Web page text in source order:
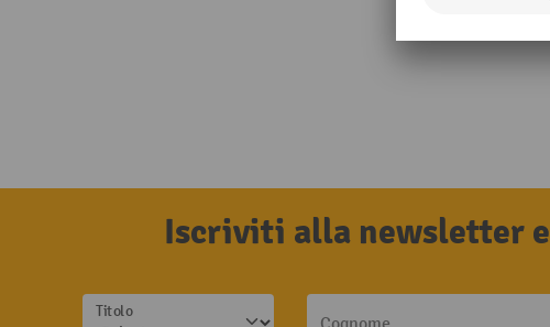
Iscriviti alla newsletter
Titolo